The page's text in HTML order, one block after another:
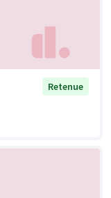
Retenue